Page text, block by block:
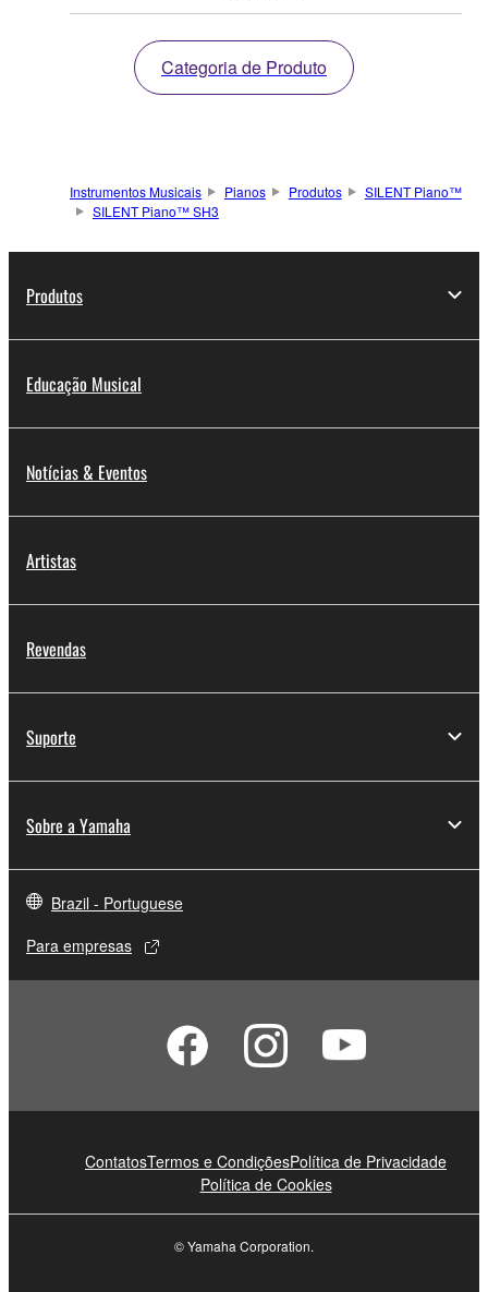
Categoria de Produto
Instrumentos Musicais Pianos Produtos
SILENT Piano™
SILENT Piano™ SH3
Produtos
Educação Musical
Notícias & Eventos
Artistas
Revendas
Suporte
Sobre a Yamaha
Brazil - Portuguese
Para empresas
ContatosTermos e CondiçõesPolítica de Privacidade
Política de Cookies
© Yamaha Corporation.